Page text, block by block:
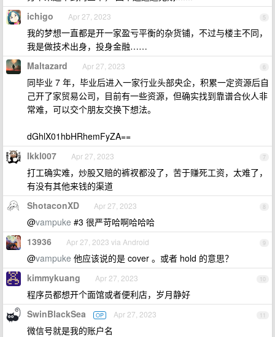
5
ichigo Apr 27, 2023
我的梦想一直都是开一家盈亏平衡的杂货铺，不过与楼主不同，
我是做技术出身，投身金融……
6
Maltazard Apr 27, 2023
同毕业 7 年，毕业后进入一家行业头部央企，积累一定资源后自
己开了家贸易公司，目前有一些资源，但确实找到靠谱合伙人非
常难，可以交个朋友交换下想法。
dGhlX01hbHRhemFyZA==
7
lkkl007 Apr 27, 2023
打工确实难，炒股又赔的裤衩都没了，苦于赚死工资，太难了，
有没有其他来钱的渠道
8
ShotaconXD Apr 27, 2023
@vampuke #3 很严苛哈啊哈哈哈
9
13936 Apr 27, 2023 via Android
@vampuke 他应该说的是 cover 。或者 hold 的意思？
10
kimmykuang Apr 27, 2023
程序员都想开个面馆或者便利店，岁月静好
11
SwinBlackSea OP Apr 27, 2023
微信号就是我的账户名